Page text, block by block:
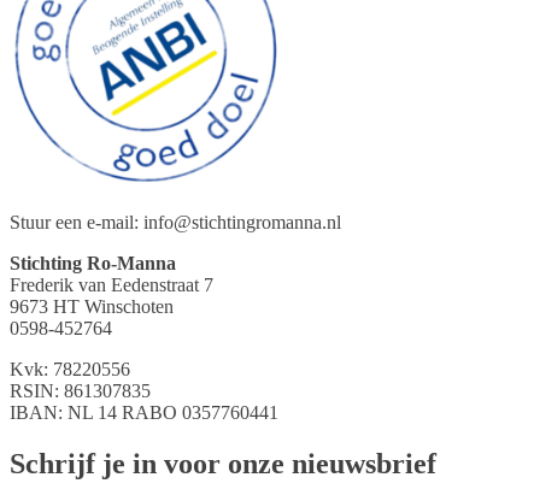
Stuur een e-mail: info@stichtingromanna.nl
Stichting Ro-Manna
Frederik van Eedenstraat 7
9673 HT Winschoten
0598-452764
Kvk: 78220556
RSIN: 861307835
IBAN: NL 14 RABO 0357760441
Schrijf je in voor onze nieuwsbrief